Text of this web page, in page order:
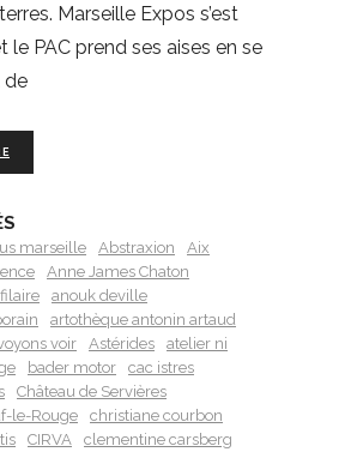
Marseille Expos s’est
le PAC prend ses aises en se
de
marseille Abstraxion
Aix
Anne James Chaton
anouk deville
artothèque antonin artaud
voir
Astérides
atelier ni
bader motor
cac istres
Château de Servières
le-Rouge
christiane courbon
CIRVA
clementine carsberg